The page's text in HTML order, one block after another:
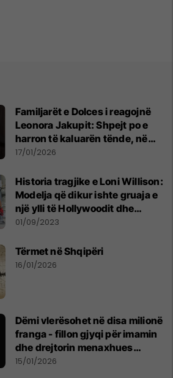
Familjarët e Dolces i reagojnë
Leonora Jakupit: Shpejt po e
harron të kaluarën tënde, në
moshën që ke normal që vetëm
17/01/2026
Historia tragjike e Loni Willison:
Modelja që dikur ishte gruaja e
një ylli të Hollywoodit dhe
zbukuronte kopertinat e
mbledh kanaçe rrugëve
01/09/2023
Tërmet në Shqipëri
16/01/2026
Dëmi vlerësohet në disa milionë
franga - fillon gjyqi për imamin
dhe drejtorin menaxhues
kosovar dhe familjarët e tij në
15/01/2026